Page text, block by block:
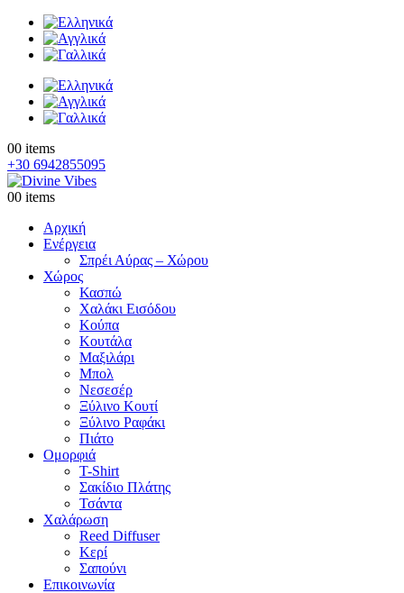
00 items
+30 6942855095
00 items
Αρχική
Ενέργεια
Σπρέι Αύρας – Χώρου
Χώρος
Κασπώ
Χαλάκι Εισόδου
Κούπα
Κουτάλα
Μαξιλάρι
Μπολ
Νεσεσέρ
Ξύλινο Κουτί
Ξύλινο Ραφάκι
Πιάτο
Ομορφιά
T-Shirt
Σακίδιο Πλάτης
Τσάντα
Χαλάρωση
Reed Diffuser
Κερί
Σαπούνι
Επικοινωνία